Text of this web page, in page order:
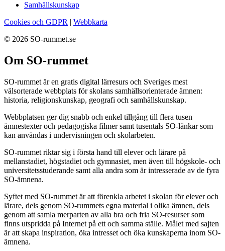
Samhällskunskap
Cookies och GDPR | Webbkarta
© 2026 SO-rummet.se
Om SO-rummet
SO-rummet är en gratis digital lärresurs och Sveriges mest
välsorterade webbplats för skolans samhällsorienterade ämnen:
historia, religionskunskap, geografi och samhällskunskap.
Webbplatsen ger dig snabb och enkel tillgång till flera tusen
ämnestexter och pedagogiska filmer samt tusentals SO-länkar som
kan användas i undervisningen och skolarbeten.
SO-rummet riktar sig i första hand till elever och lärare på
mellanstadiet, högstadiet och gymnasiet, men även till högskole- och
universitetsstuderande samt alla andra som är intresserade av de fyra
SO-ämnena.
Syftet med SO-rummet är att förenkla arbetet i skolan för elever och
lärare, dels genom SO-rummets egna material i olika ämnen, dels
genom att samla merparten av alla bra och fria SO-resurser som
finns utspridda på Internet på ett och samma ställe. Målet med sajten
är att skapa inspiration, öka intresset och öka kunskaperna inom SO-
ämnena.